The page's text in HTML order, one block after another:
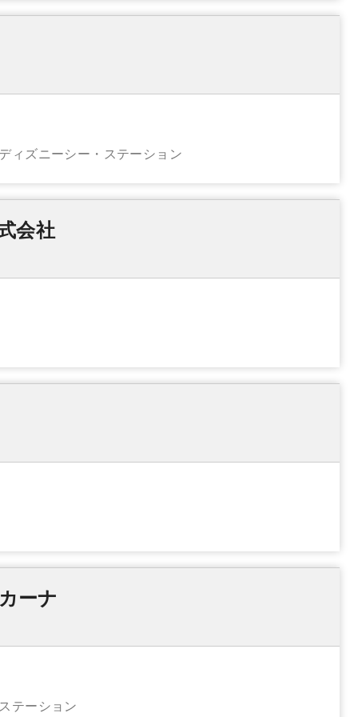
ィズニーシー・ステーション
会社
ーナ
テーション